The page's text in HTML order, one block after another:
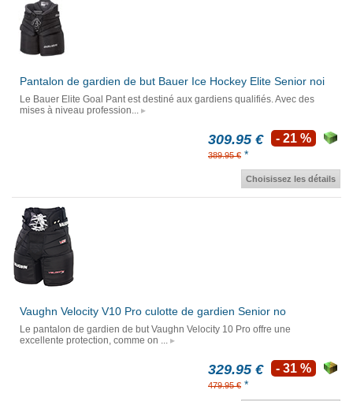
Pantalon de gardien de but Bauer Ice Hockey Elite Senior noi
Le Bauer Elite Goal Pant est destiné aux gardiens qualifiés. Avec des
mises à niveau profession...
309.95 €
389.95 € *
- 21 %
Choisissez les détails
Vaughn Velocity V10 Pro culotte de gardien Senior no
Le pantalon de gardien de but Vaughn Velocity 10 Pro offre une
excellente protection, comme on ...
329.95 €
479.95 € *
- 31 %